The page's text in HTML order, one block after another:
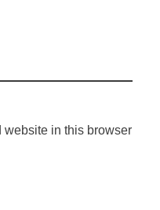
website in this browser